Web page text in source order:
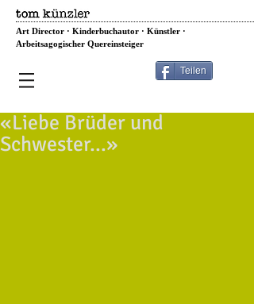
Teilen
Art Director · Kinderbuchautor · Künstler ·
Arbeitsagogischer Quereinsteiger
«Liebe Brüder und
Schwester...»